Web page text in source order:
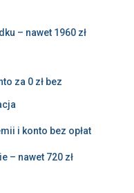
– nawet 1960 zł
za 0 zł bez
i konto bez opłat
– nawet 720 zł